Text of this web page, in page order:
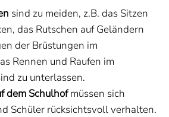
sind zu meiden, z.B. das Sitzen
das Rutschen auf Geländern
der Brüstungen im
Rennen und Raufen im
zu unterlassen.
dem Schulhofmüssen sich
Schüler rücksichtsvoll verhalten.